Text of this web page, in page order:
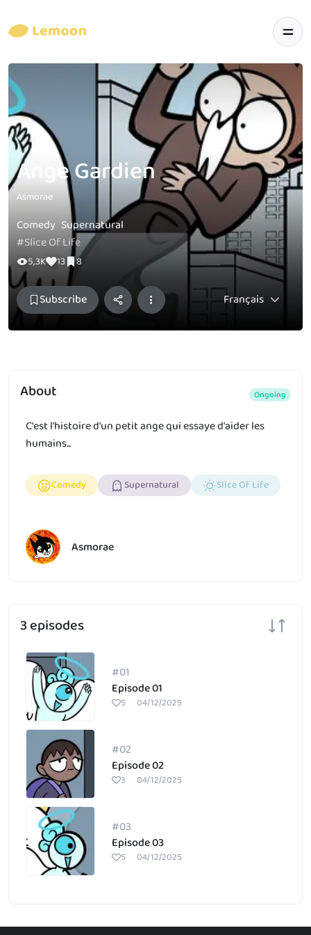
Ange Gardien
Asmorae
Comedy Supernatural
#Slice Of Life
5,3K 13 8
Subscribe Français
3 episodes
#01
Episode 01
5 04/12/2025
#02
Episode 02
3 04/12/2025
#03
Episode 03
5 04/12/2025
About Ongoing
C'est l'histoire d'un petit ange qui essaye d'aider les
humains...
Comedy Supernatural Slice Of Life
Asmorae